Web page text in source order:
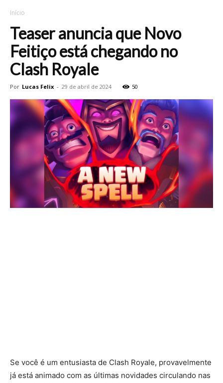
Início
Teaser anuncia que Novo
Feitiço está chegando no
Clash Royale
Por Lucas Felix - 29 de abril de 2024 50
Se você é um entusiasta de Clash Royale, provavelmente
já está animado com as últimas novidades circulando nas